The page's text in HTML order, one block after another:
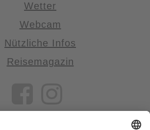
Wetter
Webcam
Nützliche Infos
Reisemagazin